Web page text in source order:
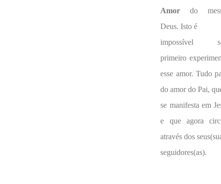
Amor do
Deus. Isto é
impossível
primeiro
esse amor. Tudo
do amor do Pai,
se manifesta em
e que agora
através dos
seguidores(as).